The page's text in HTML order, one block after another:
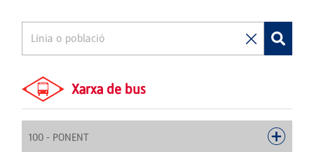
Xarxa de bus
100 - PONENT